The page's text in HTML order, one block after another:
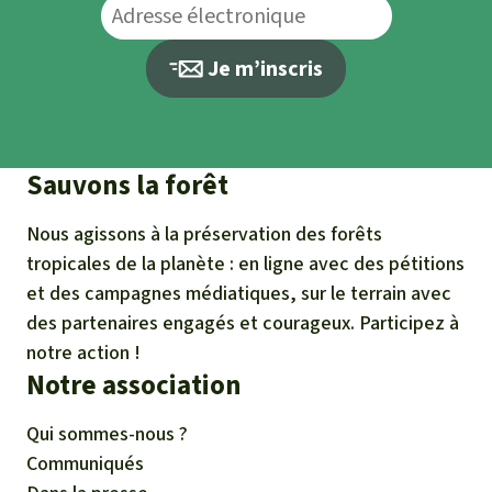
l’organisation Synaparcam :
« Depuis la réception de ton mail je suis en
mission auprès des communautés où
chose. Oui 30% de territoire à mettre en
conservation c’est beaucoup trop pour nos
pays pauvres ou en voie de développement
comme ceux d’Afrique ou le Gabon dont je
suis originaire. Ce projet varenforcer la mal
gouvernance que nous subissons déjà
vaaugmenter la corruption et augmenter la
pauvreté
car, le phénomène d’accaparement
des terres sera plus grand.
Je m’inscris
Sauvons la forêt
Nous agissons à la préservation des forêts
tropicales de la planète : en ligne avec des pétitions
et des campagnes médiatiques, sur le terrain avec
des partenaires engagés et courageux. Participez à
notre action !
Notre association
Qui sommes-nous ?
Communiqués